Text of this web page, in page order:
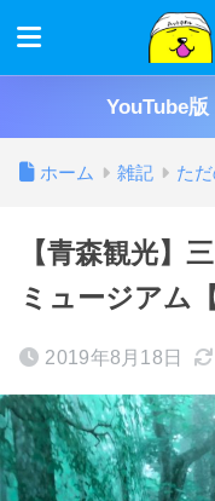
YouTube
ホーム 雑記 た
【青森観光】
ミュージアム
2019年8月18日